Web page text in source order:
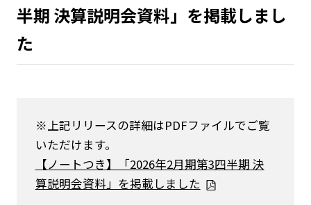
半期 決算説明会資料」を掲載しまし
た
※上記リリースの詳細はPDFファイルでご覧
いただけます。
【ノートつき】「2026年2月期第3四半期 決
算説明会資料」を掲載しました